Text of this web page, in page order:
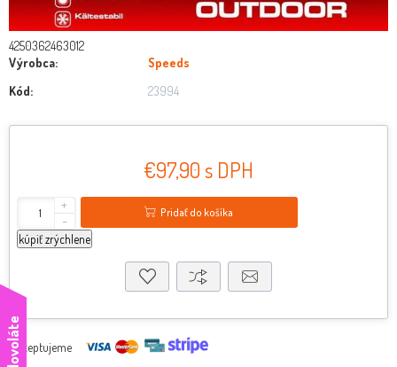
4250362463012
Výrobca:
Speeds
Kód:
23994
€97,90 s DPH
+
-
Pridať do košíka
kúpiť zrýchlene
Akceptujeme